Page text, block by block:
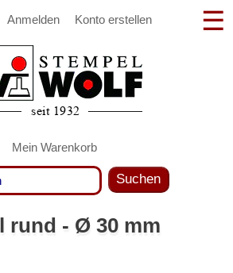
Anmelden Konto erstellen
Mein Warenkorb
Suchen
rund - Ø 30 mm